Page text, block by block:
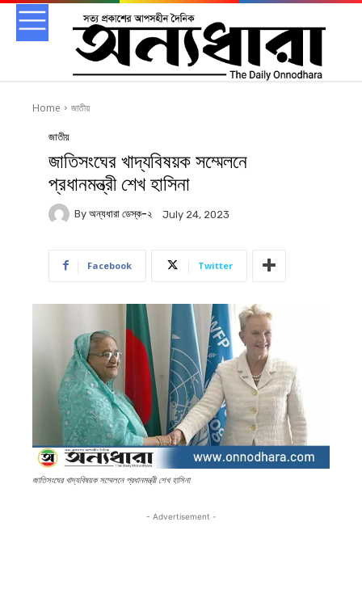
Home জাতীয়
জাতীয়
জাতিসংঘের খাদ্যবিষয়ক সম্মেলনে
প্রধানমন্ত্রী শেখ হাসিনা
By অন্যধারা ডেস্ক-২ July 24, 2023
Facebook Twitter
জাতিসংঘের খাদ্যবিষয়ক সম্মেলনে প্রধানমন্ত্রী শেখ হাসিনা
- Advertisement -